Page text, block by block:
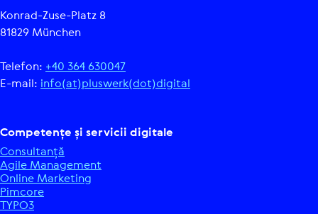
Konrad-Zuse-Platz 8
81829 München
Telefon: +40 364 630047
E-mail: info(at)pluswerk(dot)digital
Com­pe­tențe și servicii digitale
Con­sul­tanță
Agile Mana­ge­ment
Online Marketing
Pimcore
TYPO3